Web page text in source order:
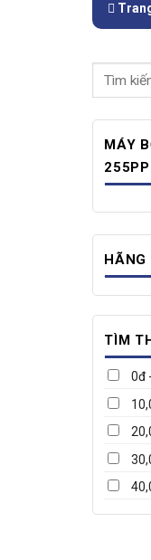
MÁY
255PP
HÃNG
TÌM
0đ